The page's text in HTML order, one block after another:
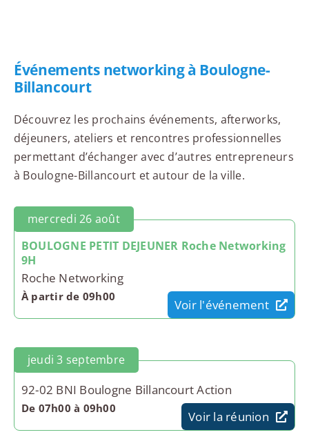
Événements networking à Boulogne-
Billancourt
Découvrez les prochains événements, afterworks,
déjeuners, ateliers et rencontres professionnelles
permettant d’échanger avec d’autres entrepreneurs
à Boulogne-Billancourt et autour de la ville.
mercredi 26 août
BOULOGNE PETIT DEJEUNER Roche Networking
9H
Roche Networking
À partir de 09h00
Voir l'événement
jeudi 3 septembre
92-02 BNI Boulogne Billancourt Action
De 07h00 à 09h00
Voir la réunion